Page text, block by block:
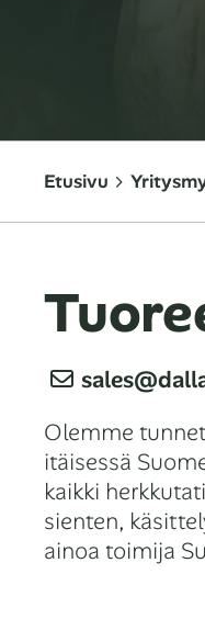
Etusivu
Olemme
itäisessä
kaikki
sienten,
ainoa toimija